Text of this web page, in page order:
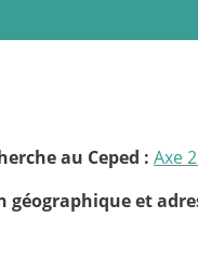
au Ceped : Axe 2
géographique et